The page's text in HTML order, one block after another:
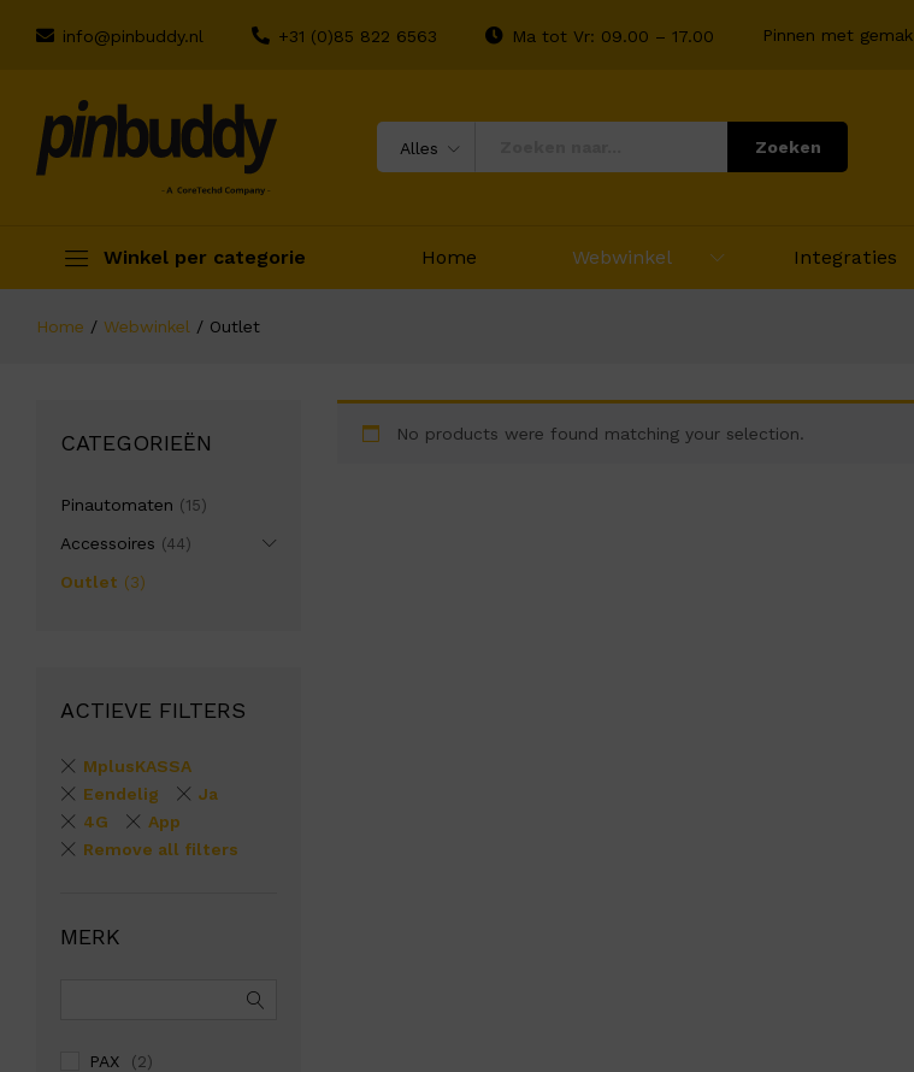
info@pinbuddy.nl +31 (0)85 822 6563 Ma tot Vr: 09.00 – 17.00 Pinnen met gemak
Alles Zoeken
Winkel per categorie Home Webwinkel Integraties
Home / Webwinkel / Outlet
No products were found matching your selection.
CATEGORIEËN
Pinautomaten (15)
Accessoires (44)
Outlet (3)
ACTIEVE FILTERS
MplusKASSA
Eendelig
Ja
4G
App
Remove all filters
MERK
PAX (2)